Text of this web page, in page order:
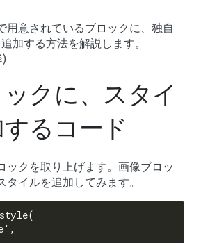
用意されているブロックに、独自
加する方法を解説します。
)
クに、スタイ
るコード
ックを取り上げます。画像ブロッ
タイルを追加してみます。